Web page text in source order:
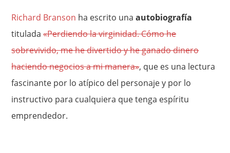
Richard Branson ha escrito unaautobiografía
titulada«Perdiendo la virginidad. Cómo he
sobrevivido, me he divertido y he ganado dinero
haciendo negocios a mi manera», que es una lectura
fascinante por lo atípico del personaje y por lo
instructivo para cualquiera que tenga espíritu
emprendedor.